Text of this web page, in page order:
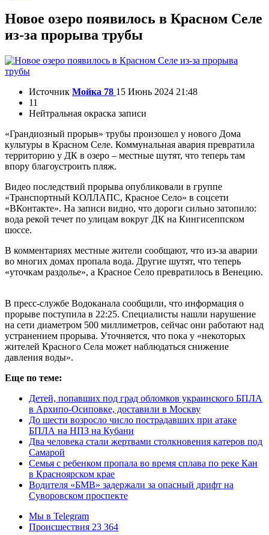
Новое озеро появилось в Красном Селе
из-за прорыва трубы
Источник Мойка 78 15 Июнь 2024 21:48
11
Нейтральная окраска записи
«Грандиозный прорыв» трубы произошел у нового Дома
культуры в Красном Селе. Коммунальная авария превратила
территорию у ДК в озеро – местные шутят, что теперь там
впору благоустроить пляж.
Видео последствий прорыва опубликовали в группе
«Транспортный КОЛЛАПС, Красное Село» в соцсети
«ВКонтакте». На записи видно, что дороги сильно затопило:
вода рекой течет по улицам вокруг ДК на Кингисеппском
шоссе.
В комментариях местные жители сообщают, что из-за аварии
во многих домах пропала вода. Другие шутят, что теперь
«уточкам раздолье», а Красное Село превратилось в Венецию.
В пресс-службе Водоканала сообщили, что информация о
прорыве поступила в 22:25. Специалисты нашли нарушение
на сети диаметром 500 миллиметров, сейчас они работают над
устранением прорыва. Уточняется, что пока у «некоторых
жителей Красного Села может наблюдаться снижение
давления воды».
Еще по теме:
Детей, попавших под град обломков украинского БПЛА
в Архипо-Осиповке, доставили в Москву
До шести возросло число пострадавших при атаке
БПЛА на НПЗ на Кубани
Два человека стали жертвами столкновения катеров под
Самарой
Семья с ребенком пропала во время сплава по реке Кан
в Красноярском крае
Водителя «БМВ» задержали за опасный дрифт на
Суворовском проспекте
Мы в Telegram
Происшествия 23 364